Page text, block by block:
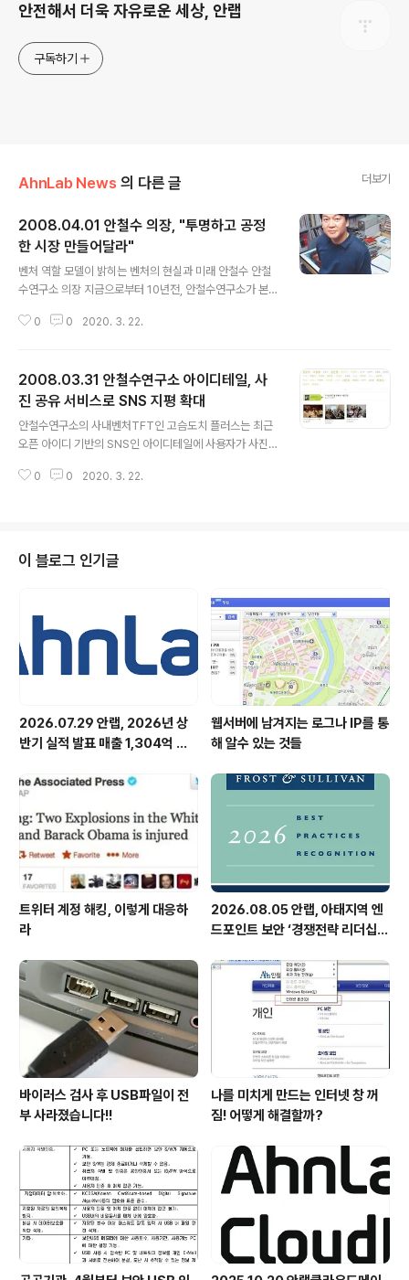
안전해서 더욱 자유로운 세상, 안랩
구독하기
AhnLab News 의 다른 글 더보기
2008.04.01 안철수 의장, "투명하고 공정
한 시장 만들어달라"
벤처 역할 모델이 밝히는 벤처의 현실과 미래 안철수 안철
수연구소 의장 지금으로부터 10년전, 안철수연구소가 본
장은 ‘벤처는 한 곳에 머물러서는 안된다’고 했다. 그래서
아올 안철수의장님의 인터뷰 기사입니다. 안철수의장님은
미국 펜실베니아대학교 와튼 스쿨에서 '최고경영자 MBA
과정'을 마친 후 국내에 복귀해 언론을 통해 CLO라는 새로
운 역할을 시험해보겠다고 밝힌바 있습니다. 인터뷰 주제
의장님은 한국 벤처산업의 세 가지 위기와 극복 방안에 대
0 0 2020. 3. 22.
2008.03.31 안철수연구소 아이디테일, 사
진 공유 서비스로 SNS 지평 확대
안철수연구소의 사내벤처TFT인 고슴도치 플러스는 최근
오픈 아이디 기반의 SNS인 아이디테일에 사용자가 사진
선보였습니다. 또한 화면 구성을 친근한 디자인과 직관적
받은 사진 폴더에도 자동으로 등록이 됩니다. 이렇게 사용
자가 등록한 모든 네임 태그는 '네임태그' 메뉴에서 확인할
는 등 기능을 제공하지만, 사용자가 사진과 태그를 등록해
보인을 보여주는 것을 뛰어 넘어 타인과 자연스럽게 공유
해 또 다른 친구를 알아가고 함께 만들..
0 0 2020. 3. 22.
이 블로그 인기글
2026.07.29 안랩, 2026년 상
반기 실적 발표 매출 1,304억 원,
웹서버에 남겨지는 로그나 IP를 통
해 알수 있는 것들
트위터 계정 해킹, 이렇게 대응하
라
2026.08.05 안랩, 아태지역 엔
드포인트 보안 ‘경쟁전략 리더십’
바이러스 검사 후 USB파일이 전
부 사라졌습니다!!
나를 미치게 만드는 인터넷 창 꺼
짐! 어떻게 해결할까?